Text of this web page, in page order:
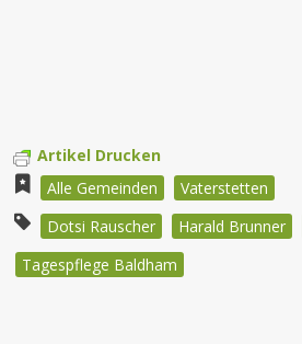
Artikel Drucken
Alle Gemeinden
Vaterstetten
Dotsi Rauscher
Harald Brunner
Tagespflege Baldham